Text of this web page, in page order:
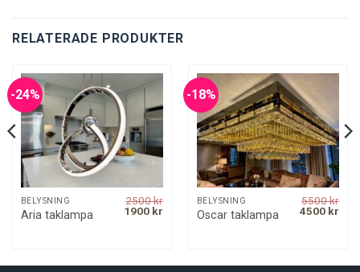
RELATERADE PRODUKTER
-24%
BELYSNING
Aria taklampa
2500kr
Original
1900 kr Current
-18%
BELYSNING
Oscar taklampa
5500kr
Original
4500 kr